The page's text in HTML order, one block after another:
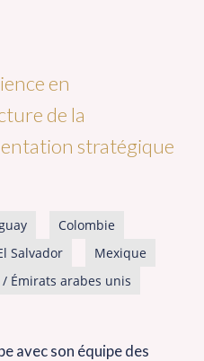
en
de la
stratégique
Colombie
Salvador
Mexique
Émirats arabes unis
avec son équipe des